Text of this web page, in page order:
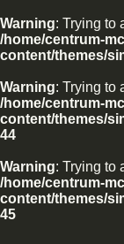
Warning: Trying to
/home/centrum-
content/themes/
Warning: Trying to
/home/centrum-
content/themes/
44
Warning: Trying to
/home/centrum-
content/themes/
45